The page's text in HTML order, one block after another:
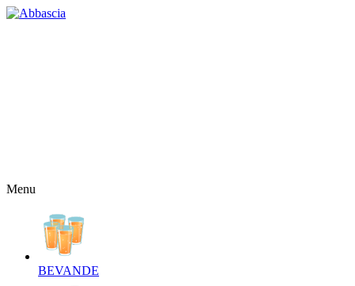
Menu
BEVANDE‎